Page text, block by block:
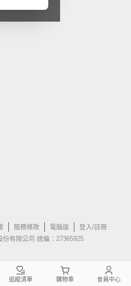
服務條款 電腦版
登入/註冊
份有限公司 統編：27365925
追蹤清單 購物車 會員中心